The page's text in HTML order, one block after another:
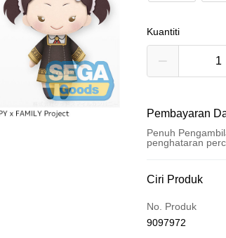
Kuantiti
Pembayaran
Penuh
penghataran
Kaedah
Kad Kredit
Pengambilan di
Ciri Produk
No. Produk
9097972